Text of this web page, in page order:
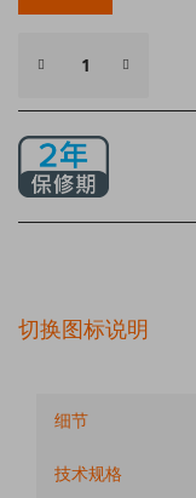
切换图标说明
细节
技术规格